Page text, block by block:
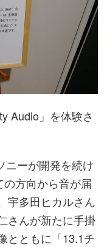
Audio」を体験さ
ニーが開発を続け
方向から音が届
宇多田ヒカルさん
さんが新たに手掛
とともに「13.1チ